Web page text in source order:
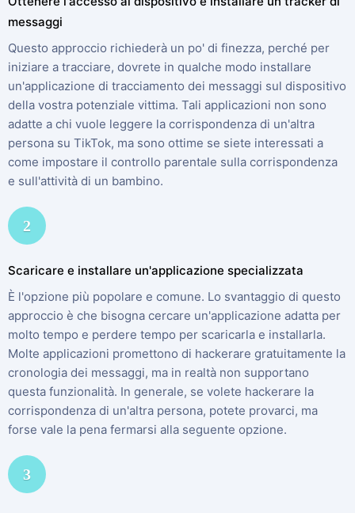
messaggi
Questo approccio richiederà un po' di finezza, perché per
iniziare a tracciare, dovrete in qualche modo installare
un'applicazione di tracciamento dei messaggi sul dispositivo
della vostra potenziale vittima. Tali applicazioni non sono
adatte a chi vuole leggere la corrispondenza di un'altra
persona su TikTok, ma sono ottime se siete interessati a
come impostare il controllo parentale sulla corrispondenza
e sull'attività di un bambino.
2
Scaricare e installare un'applicazione specializzata
È l'opzione più popolare e comune. Lo svantaggio di questo
approccio è che bisogna cercare un'applicazione adatta per
molto tempo e perdere tempo per scaricarla e installarla.
Molte applicazioni promettono di hackerare gratuitamente la
cronologia dei messaggi, ma in realtà non supportano
questa funzionalità. In generale, se volete hackerare la
corrispondenza di un'altra persona, potete provarci, ma
forse vale la pena fermarsi alla seguente opzione.
3